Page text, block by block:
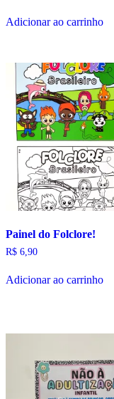
Adicionar ao carrinho
Painel do Folclore!
R$ 6,90
Adicionar ao carrinho